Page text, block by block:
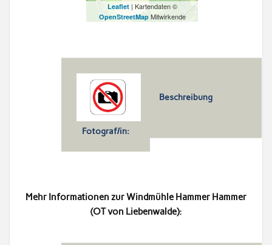
Leaflet| Kartendaten ©
OpenStreetMapMitwirkende
Fotograf/in:
Beschreibung
Mehr Informationen zur Windmühle Hammer Hammer
(OT von Liebenwalde):